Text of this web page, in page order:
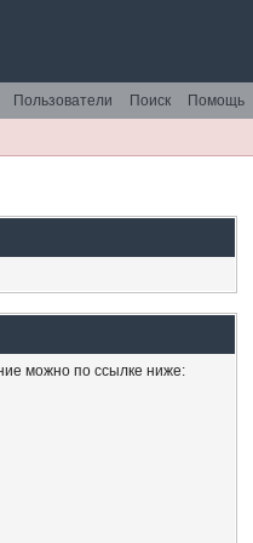
Помощь
Поиск
Пользователи
можно по ссылке ниже: